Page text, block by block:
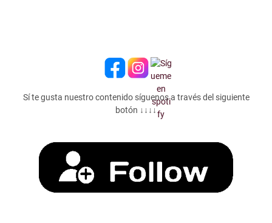
Sí te gusta nuestro contenido síguenos a través del siguiente
botón ↓↓↓↓